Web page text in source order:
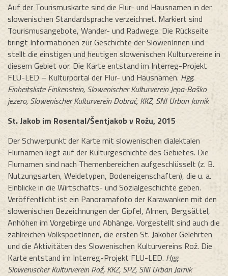
Auf der Tourismuskarte sind die Flur- und Hausnamen in der
slowenischen Standardsprache verzeichnet. Markiert sind
Tourismusangebote, Wander- und Radwege. Die Rückseite
bringt Informationen zur Geschichte der SlowenInnen und
stellt die einstigen und heutigen slowenischen Kulturvereine in
diesem Gebiet vor. Die Karte entstand im Interreg-Projekt
FLU-LED – Kulturportal der Flur- und Hausnamen. Hgg.
Einheitsliste Finkenstein, Slowenischer Kulturverein Jepa-Baško
jezero, Slowenischer Kulturverein Dobrač, KKZ, SNI Urban Jarnik
St. Jakob im Rosental/Šentjakob v Rožu, 2015
Der Schwerpunkt der Karte mit slowenischen dialektalen
Flurnamen liegt auf der Kulturgeschichte des Gebietes. Die
Flurnamen sind nach Themenbereichen aufgeschlüsselt (z. B.
Nutzungsarten, Weidetypen, Bodeneigenschaften), die u. a.
Einblicke in die Wirtschafts- und Sozialgeschichte geben.
Veröffentlicht ist ein Panoramafoto der Karawanken mit den
slowenischen Bezeichnungen der Gipfel, Almen, Bergsättel,
Anhöhen im Vorgebirge und Abhänge. Vorgestellt sind auch die
zahlreichen VolkspoetInnen, die ersten St. Jakober Gelehrten
und die Aktivitäten des Slowenischen Kulturvereins Rož. Die
Karte entstand im Interreg-Projekt FLU-LED. Hgg.
Slowenischer Kulturverein Rož, KKZ, SPZ, SNI Urban Jarnik